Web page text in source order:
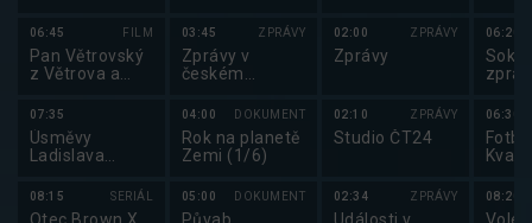
06:45 FILM
Pan Větrovský
z Větrova a
Dešťova
07:35
Úsměvy
Ladislava
08:15 SERIÁL
03:45 ZPRÁVY
Zprávy v
českém
jazyce
04:00 DOKUMENT
Rok na planetě
Zemi (1/6)
05:00 DOKUMENT
02:00 ZPRÁVY
Zprávy
02:10 ZPRÁVY
Studio ČT24
02:34 ZPRÁVY
06:20
06:30
2026
08:20